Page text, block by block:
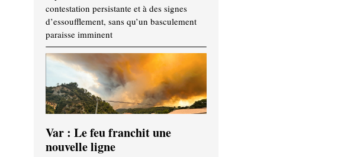
contestation persistante et à des signes
d’essoufflement, sans qu’un basculement
paraisse imminent
Var : Le feu franchit une
nouvelle ligne